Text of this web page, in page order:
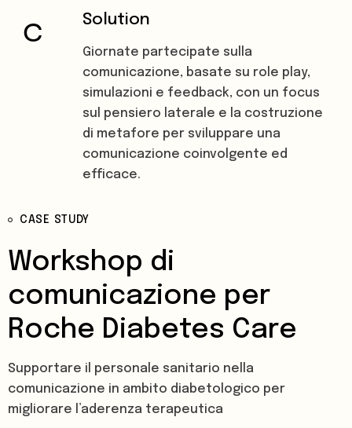
Solution
Giornate partecipate sulla
comunicazione, basate su role play,
simulazioni e feedback, con un focus
sul pensiero laterale e la costruzione
di metafore per sviluppare una
comunicazione coinvolgente ed
efficace.
CASE STUDY
Workshop di
comunicazione per
Roche Diabetes Care
Supportare il personale sanitario nella
comunicazione in ambito diabetologico per
migliorare l’aderenza terapeutica